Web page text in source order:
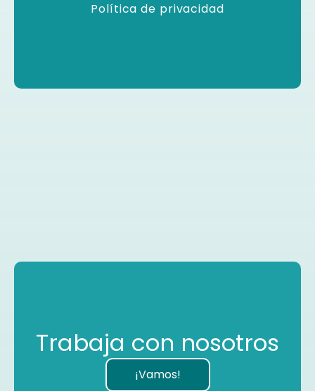
Política de privacidad
Trabaja con nosotros
¡Vamos!